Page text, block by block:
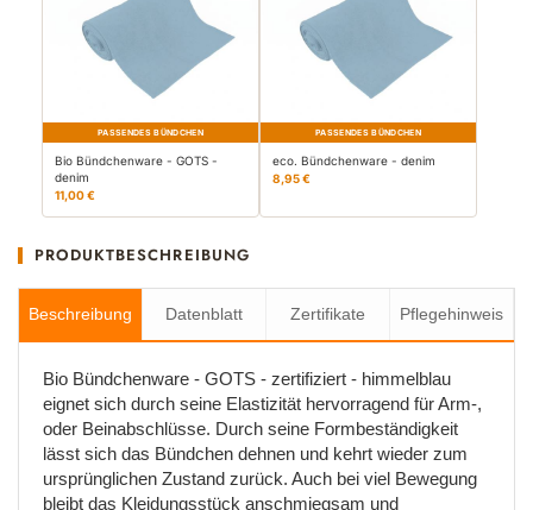
PASSENDES BÜNDCHEN
Bio Bündchenware - GOTS -
denim
11,00 €
PASSENDES BÜNDCHEN
eco. Bündchenware - denim
8,95 €
PRODUKTBESCHREIBUNG
Beschreibung Datenblatt Zertifikate Pflegehinweis
Bio Bündchenware - GOTS - zertifiziert - himmelblau
eignet sich durch seine Elastizität hervorragend für Arm-,
oder Beinabschlüsse. Durch seine Formbeständigkeit
lässt sich das Bündchen dehnen und kehrt wieder zum
ursprünglichen Zustand zurück. Auch bei viel Bewegung
bleibt das Kleidungsstück anschmiegsam und